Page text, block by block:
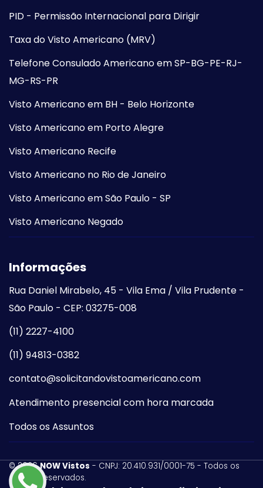
PID - Permissão Internacional para Dirigir
Taxa do Visto Americano (MRV)
Telefone Consulado Americano em SP-BG-PE-RJ-
MG-RS-PR
Visto Americano em BH - Belo Horizonte
Visto Americano em Porto Alegre
Visto Americano Recife
Visto Americano no Rio de Janeiro
Visto Americano em São Paulo - SP
Visto Americano Negado
Informações
Rua Daniel Mirabelo, 45 - Vila Ema / Vila Prudente -
São Paulo - CEP: 03275-008
(11) 2227-4100
(11) 94813-0382
contato@solicitandovistoamericano.com
Atendimento presencial com hora marcada
Todos os Assuntos
©2026 NOW Vistos - CNPJ: 20.410.931/0001-75 - Todos os
direitos reservados.